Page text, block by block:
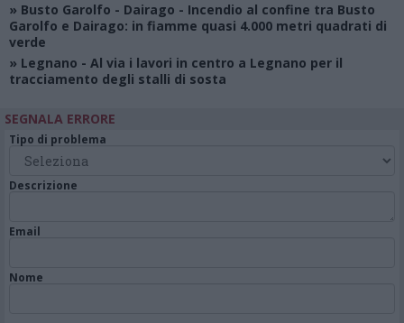
» Busto Garolfo - Dairago - Incendio al confine tra Busto
Garolfo e Dairago: in fiamme quasi 4.000 metri quadrati di
verde
» Legnano - Al via i lavori in centro a Legnano per il
tracciamento degli stalli di sosta
SEGNALA ERRORE
Tipo di problema
Descrizione
Email
Nome